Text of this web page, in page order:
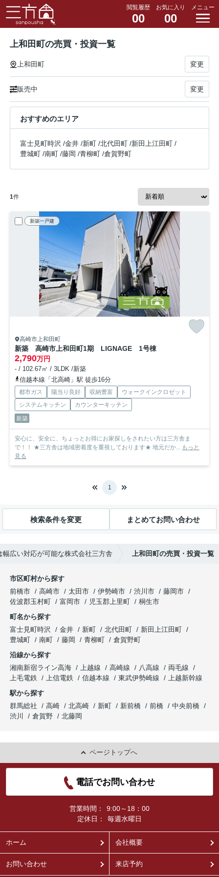
閲覧履歴
00
お気に入り
00
メニュー
上和田町の売買・投資一覧
上和田町 変更
販売中 変更
おすすめのエリア
富士見町時沢 /金井 /新町 /北代田町 /新田上江田町 /
豊城町 /南町 /藤岡 /青柳町 /倉賀野町
1件
新築一戸建
高崎市上和田町
新築 高崎市上和田町1期 LIGNAGE 1号棟
2,790万円
- / 102.67㎡ / 3LDK /新築
信越本線「北高崎」駅 徒歩16分
都市ガス 陽当り良好 収納豊富
ウォークインクロゼット
システムキッチン
カウンターキッチン
新築
安心に、安全に、ちょっとお得にお家探しをされたい方は三方舎ま
で！！ ★三方舎は地域密着度を重視しております★ 地元だか... もっと
見る
1
検索条件を変更 まとめてお問い合わせ
広い対応が可能な株式会社三方舎 上和田町の売買・投資一覧
市区町村から探す
前橋市
高崎市 太田市 伊勢崎市 渋川市
藤岡市
佐波郡玉村町
富岡市 児玉郡上里町
桐生市
町名から探す
富士見町時沢
金井 新町 北代田町
新田上江田町
豊城町
南町 藤岡 青柳町
倉賀野町
沿線から探す
湘南新宿ライン高海
上越線 高崎線 八高線
両毛線
上毛電鉄
上信電鉄 信越本線 東武伊勢崎線
上越新幹線
駅から探す
群馬総社
高崎 北高崎 新町 新前橋 前橋
中央前橋
渋川
倉賀野 北藤岡
ページトップへ
電話でお問い合わせ
営業時間：
9:00～18：00
定休日：
毎週水曜日
ホーム 会社概要
お問い合わせ 来店予約